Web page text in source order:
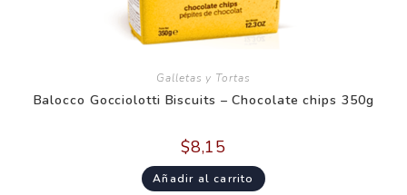
Galletas y Tortas
Balocco Gocciolotti Biscuits – Chocolate chips 350g
$8,15
Añadir al carrito